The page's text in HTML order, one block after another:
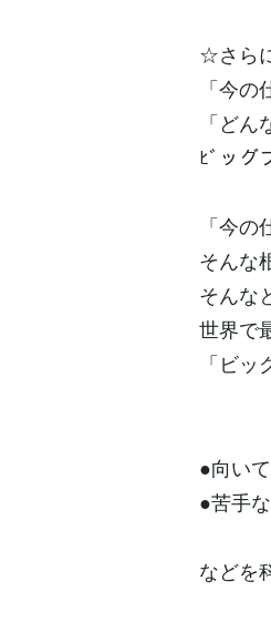
☆さら
「今の
「ど
ﾋﾞッグ
「今
そんな
そんな
世界で
「ビ
●向い
●苦手
などを